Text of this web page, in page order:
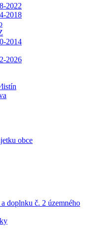
2022
2018
2014
2026
obce
doplnku č. 2 územného